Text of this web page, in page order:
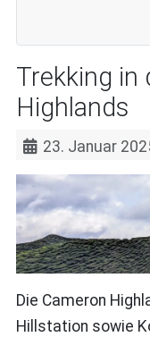
Trekking in
Highlands
23. Januar
Die Cameron
Hillstation sowie